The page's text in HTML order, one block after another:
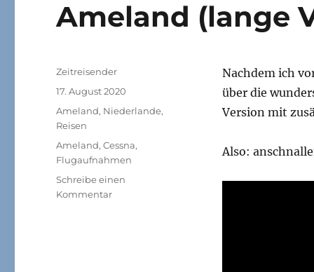
Ameland (lange
Nachdem ich
über die
Version mit
Also:
Autor
Zeitreisender
Veröffentlicht
17. August 2020
Kategorien
Ameland, Niederlande,
Reisen
Schlagwörter
Ameland,Cessna,
Flugaufnahmen
Schreibe einen
Kommentarzu